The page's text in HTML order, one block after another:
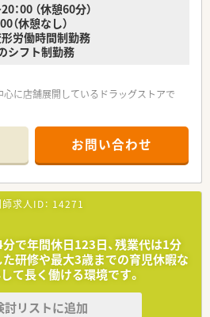
を支援します
テムやピッキングサポートシステムを導
業務を実現します
よび復職率がともに100%で、ライフステ
：00 （休憩60分）
（休憩なし）
労働時間制勤務
シフト制勤務
心に店舗展開しているドラッグストアで
の取得率で、時短制度もお子さんが小学
す。
時複数薬剤師体制になります。
業務は一切ありません。
もあり、患者にもゆったりとお待ちいた
お問い合わせ
求人ID： 14271
分で年間休日123日、残業代は1分
研修や最大3歳までの育児休暇な
て長く働ける環境です。
討リストに追加